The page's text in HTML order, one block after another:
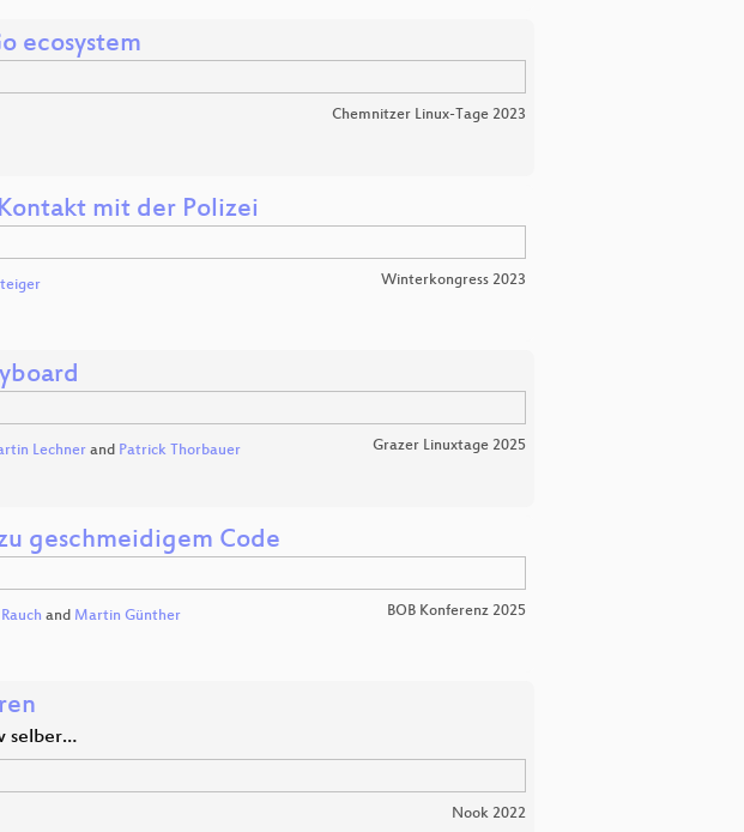
ecosystem
Chemnitzer Linux-Tage 2023
mit der Polizei
Winterkongress 2023
Lechnerand Patrick Thorbauer Grazer Linuxtage 2025
geschmeidigem Code
and Martin Günther BOB Konferenz 2025
selber…
Nook 2022